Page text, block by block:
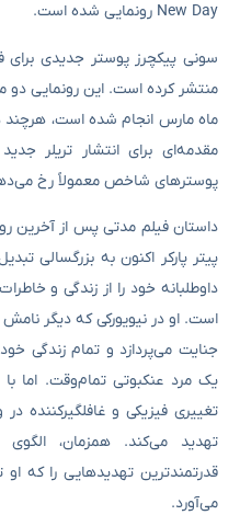
New Day رونمایی شده است.
منتشر کرده است. این رونمایی دو
ماه مارس انجام شده است،
مقدمه‌ای برای انتشار تریلر
پوسترهای شاخص معمولاً رخ
داستان فیلم مدتی پس از آخرین
پیتر پارکر اکنون به بزرگسالی
داوطلبانه خود را از زندگی و
است. او در نیویورکی که دیگر نامش
جنایت می‌پردازد و تمام زندگی
یک مرد عنکبوتی تمام‌وقت. اما
تغییری فیزیکی و غافلگیرکننده
تهدید می‌کند. همزمان،
قدرتمندترین تهدیدهایی را که
می‌آورد.